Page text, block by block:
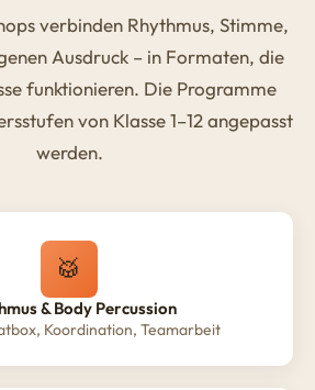
verbinden Rhythmus, Stimme,
Ausdruck – in Formaten, die
funktionieren. Die Programme
von Klasse 1–12angepasst
werden.
🥁
& Body Percussion
Koordination, Teamarbeit